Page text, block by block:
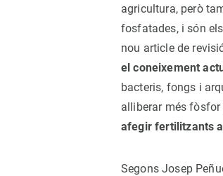
agricultura, però
fosfatades, i són
nou article de
el coneixement
bacteris, fongs i
alliberar més fòsfor
afegir fertilitzants
Segons Josep